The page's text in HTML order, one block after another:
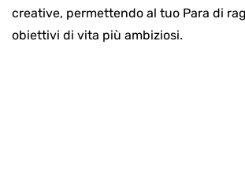
creative, permettendo al tuo Para di
obiettivi di vita più ambiziosi.